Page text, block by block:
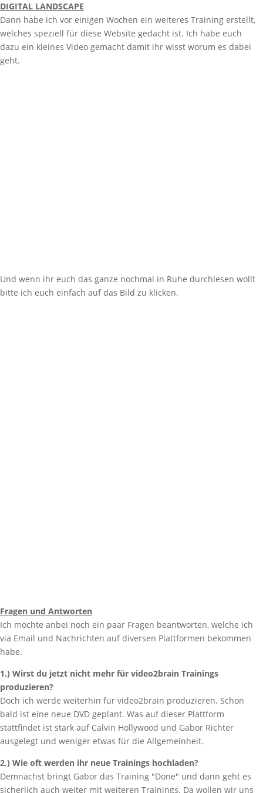
DIGITAL LANDSCAPE
Dann habe ich vor einigen Wochen ein weiteres Training erstellt,
welches speziell für diese Website gedacht ist. Ich habe euch
dazu ein kleines Video gemacht damit ihr wisst worum es dabei
geht.
Und wenn ihr euch das ganze nochmal in Ruhe durchlesen wollt
bitte ich euch einfach auf das Bild zu klicken.
Fragen und Antworten
Ich möchte anbei noch ein paar Fragen beantworten, welche ich
via Email und Nachrichten auf diversen Plattformen bekommen
habe.
1.) Wirst du jetzt nicht mehr für video2brain Trainings
produzieren?
Doch ich werde weiterhin für video2brain produzieren. Schon
bald ist eine neue DVD geplant. Was auf dieser Plattform
stattfindet ist stark auf Calvin Hollywood und Gabor Richter
ausgelegt und weniger etwas für die Allgemeinheit.
2.) Wie oft werden ihr neue Trainings hochladen?
Demnächst bringt Gabor das Training "Done" und dann geht es
sicherlich auch weiter mit weiteren Trainings. Da wollen wir uns